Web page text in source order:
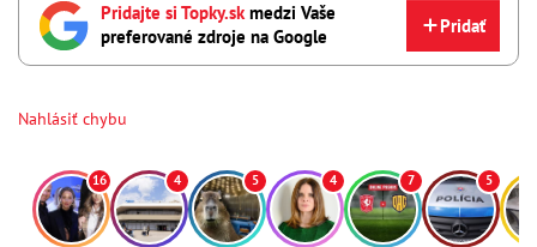
Pridajte si Topky.skmedzi Vaše
preferované zdroje na Google
Pridať
Nahlásiť chybu
16 4 5 4 7 5